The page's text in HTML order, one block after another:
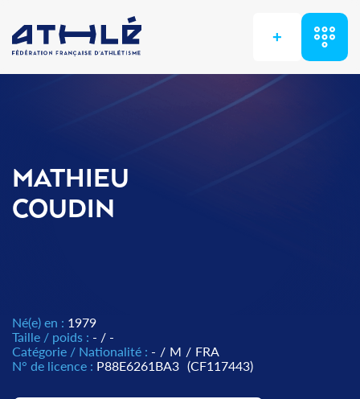
+
MATHIEU
COUDIN
Né(e) en : 1979
Taille / poids : - / -
Catégorie / Nationalité : - / M / FRA
N° de licence : P88E6261BA3 (CF117443)